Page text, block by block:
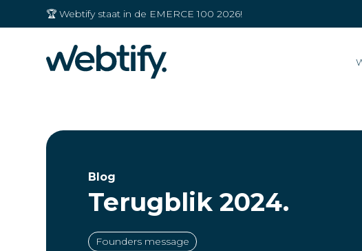
🏆 Webtify staat in de EMERCE 100 2026!
Blog
Terugblik 2024.
Founders message